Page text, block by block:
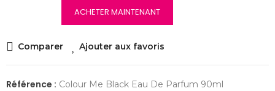
ACHETER MAINTENANT
Comparer Ajouter aux favoris
Référence : Colour Me Black Eau De Parfum 90ml